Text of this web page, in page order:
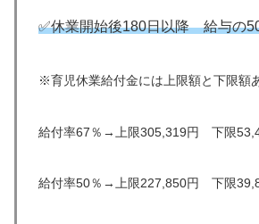
✅休業開始後180日以降 給与の
※育児休業給付金には上限額と下限額
給付率67％→上限305,319円 下限
給付率50％→上限227,850円 下限